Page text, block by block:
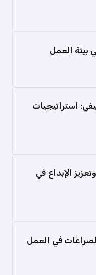
في
وتدعم
بيئة العمل
الحديثة
استراتيجيات
وتعزيز
الإبداع في
فرص للنمو
في العمل